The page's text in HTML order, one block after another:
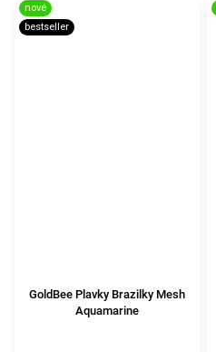
nové
bestseller
GoldBee Plavky Brazilky Mesh
Aquamarine